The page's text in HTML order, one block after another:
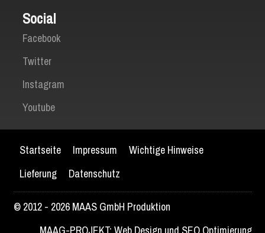
Social
Facebook
Twitter
Instagram
Youtube
Startseite Impressum
Wichtige Hinweise
Lieferung
Datenschutz
© 2012 - 2026 MAAS GmbH Produktion